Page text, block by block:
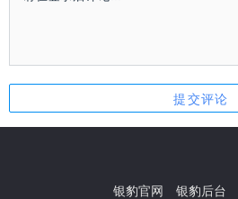
银豹官网 银豹后台